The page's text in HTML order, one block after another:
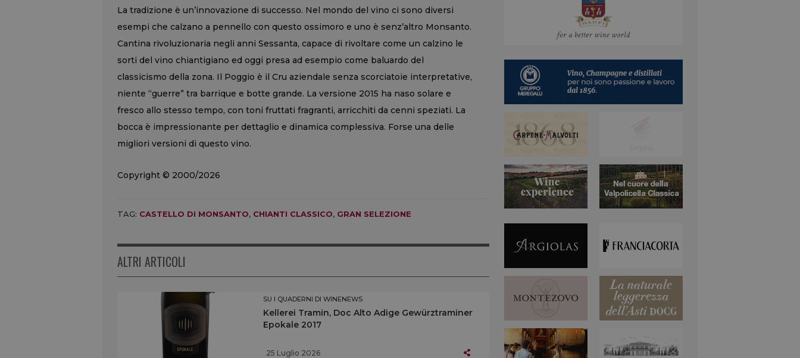
La tradizione è un’innovazione di successo. Nel mondo del vino ci sono diversi
esempi che calzano a pennello con questo ossimoro e uno è senz’altro Monsanto.
Cantina rivoluzionaria negli anni Sessanta, capace di rivoltare come un calzino le
sorti del vino chiantigiano ed oggi presa ad esempio come baluardo del
classicismo della zona. Il Poggio è il Cru aziendale senza scorciatoie interpretative,
niente “guerre” tra barrique e botte grande. La versione 2015 ha naso solare e
fresco allo stesso tempo, con toni fruttati fragranti, arricchiti da cenni speziati. La
bocca è impressionante per dettaglio e dinamica complessiva. Forse una delle
migliori versioni di questo vino.
Copyright © 2000/2026
TAG: CASTELLO DI MONSANTO, CHIANTI CLASSICO, GRAN SELEZIONE
ALTRI ARTICOLI
SU I QUADERNI DI WINENEWS
Kellerei Tramin, Doc Alto Adige Gewürztraminer
Epokale 2017
25 Luglio 2026